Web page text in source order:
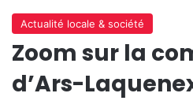
Actualité locale & société
Zoom sur la
d’Ars-